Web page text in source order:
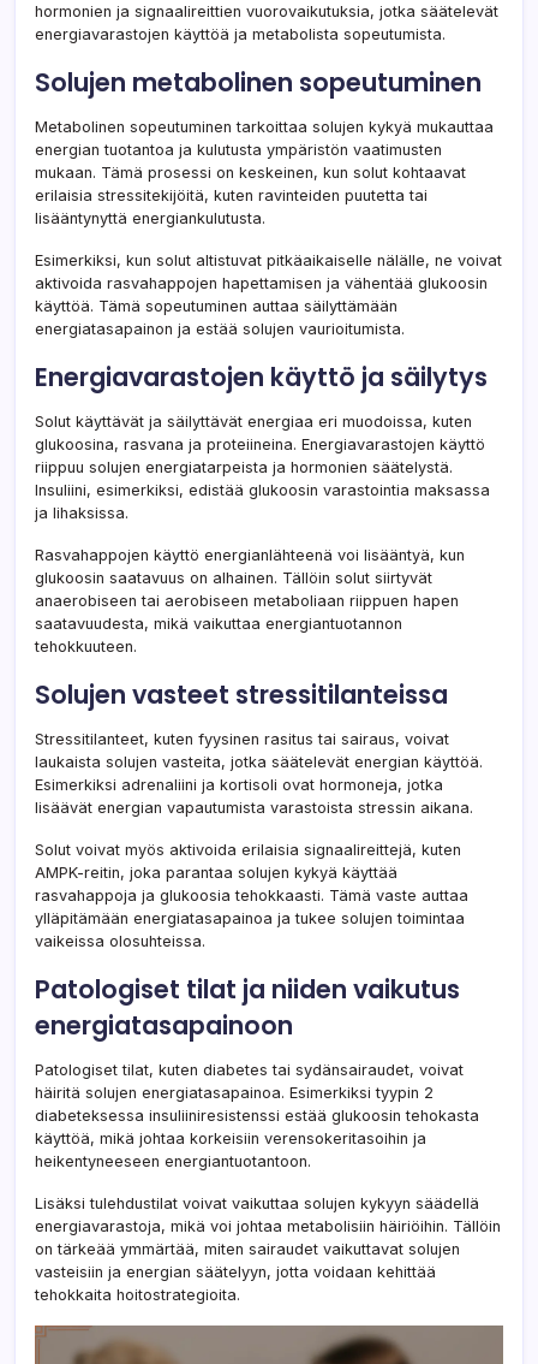
hormonien ja signaalireittien vuorovaikutuksia, jotka säätelevät
energiavarastojen käyttöä ja metabolista sopeutumista.
Solujen metabolinen sopeutuminen
Metabolinen sopeutuminen tarkoittaa solujen kykyä mukauttaa
energian tuotantoa ja kulutusta ympäristön vaatimusten
mukaan. Tämä prosessi on keskeinen, kun solut kohtaavat
erilaisia stressitekijöitä, kuten ravinteiden puutetta tai
lisääntynyttä energiankulutusta.
Esimerkiksi, kun solut altistuvat pitkäaikaiselle nälälle, ne voivat
aktivoida rasvahappojen hapettamisen ja vähentää glukoosin
käyttöä. Tämä sopeutuminen auttaa säilyttämään
energiatasapainon ja estää solujen vaurioitumista.
Energiavarastojen käyttö ja säilytys
Solut käyttävät ja säilyttävät energiaa eri muodoissa, kuten
glukoosina, rasvana ja proteiineina. Energiavarastojen käyttö
riippuu solujen energiatarpeista ja hormonien säätelystä.
Insuliini, esimerkiksi, edistää glukoosin varastointia maksassa
ja lihaksissa.
Rasvahappojen käyttö energianlähteenä voi lisääntyä, kun
glukoosin saatavuus on alhainen. Tällöin solut siirtyvät
anaerobiseen tai aerobiseen metaboliaan riippuen hapen
saatavuudesta, mikä vaikuttaa energiantuotannon
tehokkuuteen.
Solujen vasteet stressitilanteissa
Stressitilanteet, kuten fyysinen rasitus tai sairaus, voivat
laukaista solujen vasteita, jotka säätelevät energian käyttöä.
Esimerkiksi adrenaliini ja kortisoli ovat hormoneja, jotka
lisäävät energian vapautumista varastoista stressin aikana.
Solut voivat myös aktivoida erilaisia signaalireittejä, kuten
AMPK-reitin, joka parantaa solujen kykyä käyttää
rasvahappoja ja glukoosia tehokkaasti. Tämä vaste auttaa
ylläpitämään energiatasapainoa ja tukee solujen toimintaa
vaikeissa olosuhteissa.
Patologiset tilat ja niiden vaikutus
energiatasapainoon
Patologiset tilat, kuten diabetes tai sydänsairaudet, voivat
häiritä solujen energiatasapainoa. Esimerkiksi tyypin 2
diabeteksessa insuliiniresistenssi estää glukoosin tehokasta
käyttöä, mikä johtaa korkeisiin verensokeritasoihin ja
heikentyneeseen energiantuotantoon.
Lisäksi tulehdustilat voivat vaikuttaa solujen kykyyn säädellä
energiavarastoja, mikä voi johtaa metabolisiin häiriöihin. Tällöin
on tärkeää ymmärtää, miten sairaudet vaikuttavat solujen
vasteisiin ja energian säätelyyn, jotta voidaan kehittää
tehokkaita hoitostrategioita.